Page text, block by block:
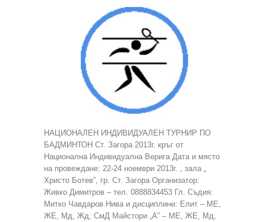
НАЦИОНАЛЕН ИНДИВИДУАЛЕН ТУРНИР ПО
БАДМИНТОН Ст. Загора 2013г. кръг от
Национална Индивидуална Верига Дата и място
на провеждане: 22-24 ноември 2013г. , зала „
Христо Ботев”, гр. Ст. Загора Организатор:
Живко Димитров – тел. 0888834453 Гл. Съдия:
Митко Чавдаров Нива и дисциплини: Елит – МЕ,
ЖЕ, Мд, Жд, СмД Майстори „А” – МЕ, ЖЕ, Мд,